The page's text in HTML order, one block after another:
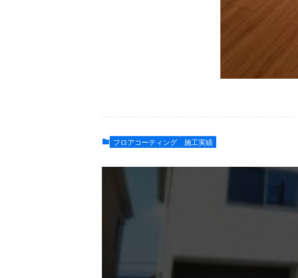
フロアコーティング 施工実績